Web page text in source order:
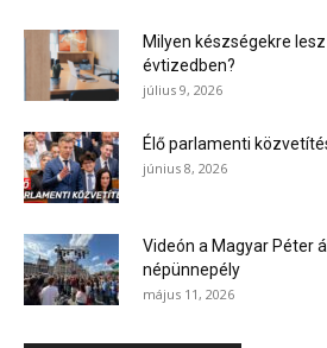
Milyen készségekre
évtizedben?
július 9, 2026
Élő parlamenti
június 8, 2026
Videón a Magyar Péter
népünnepély
május 11, 2026